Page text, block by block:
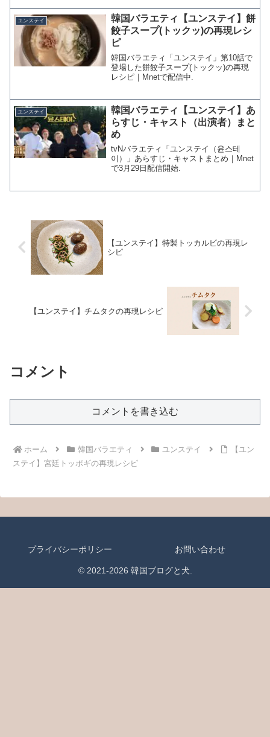
ユンステイ
韓国バラエティ【ユンステイ】餅
餃子スープ(トックッ)の再現レシ
ピ
韓国バラエティ「ユンステイ」第10話で
登場した餅餃子スープ(トックッ)の再現
レシピ｜Mnetで配信中.
ユンステイ
韓国バラエティ【ユンステイ】あ
らすじ・キャスト（出演者）まと
め
tvNバラエティ「ユンステイ（윤스테
이）」あらすじ・キャストまとめ｜Mnet
で3月29日配信開始.
【ユンステイ】特製トッカルビの再現レ
シピ
【ユンステイ】チムタクの再現レシピ
コメント
コメントを書き込む
ホーム 韓国バラエティ ユンステイ
【ユン
ステイ】宮廷トッポギの再現レシピ
プライバシーポリシー お問い合わせ
© 2021-2026 韓国ブログと犬.